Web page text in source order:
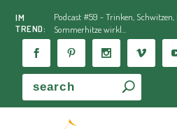
IM
TREND:
Podcast #59 - Trinken, Schwitzen,
Sommerhitze wirkl...